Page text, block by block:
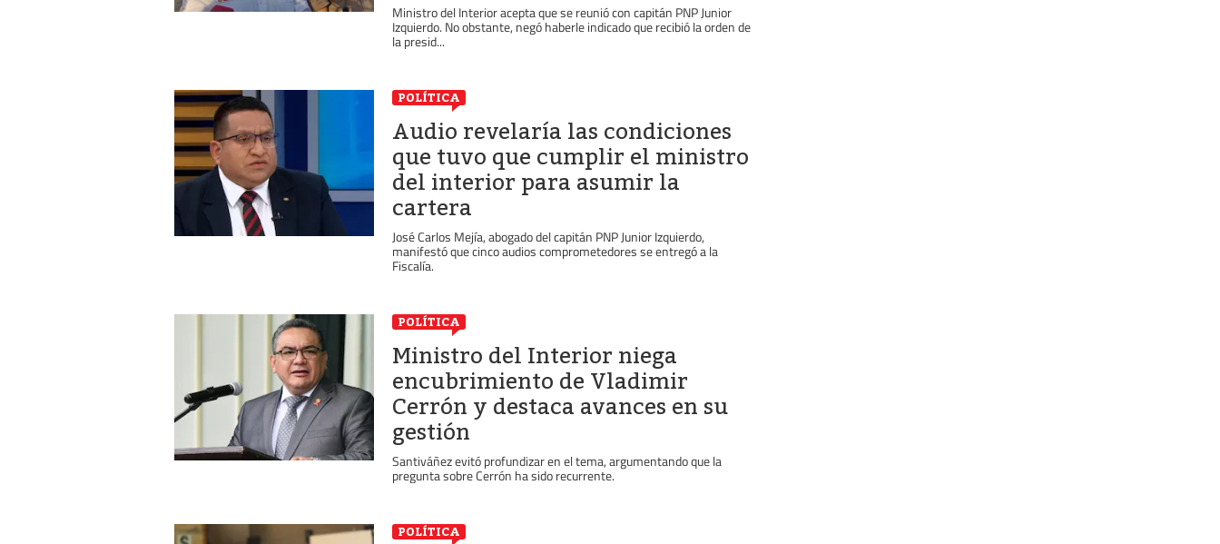
Ministro del Interior acepta que se reunió con capitán PNP Junior
Izquierdo. No obstante, negó haberle indicado que recibió la orden de
la presid...
POLÍTICA
Audio revelaría las condiciones
que tuvo que cumplir el ministro
del interior para asumir la
cartera
José Carlos Mejía, abogado del capitán PNP Junior Izquierdo,
manifestó que cinco audios comprometedores se entregó a la
Fiscalía.
POLÍTICA
Ministro del Interior niega
encubrimiento de Vladimir
Cerrón y destaca avances en su
gestión
Santiváñez evitó profundizar en el tema, argumentando que la
pregunta sobre Cerrón ha sido recurrente.
POLÍTICA